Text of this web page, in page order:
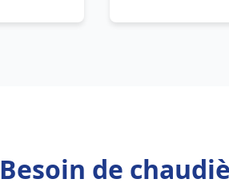
Besoin de